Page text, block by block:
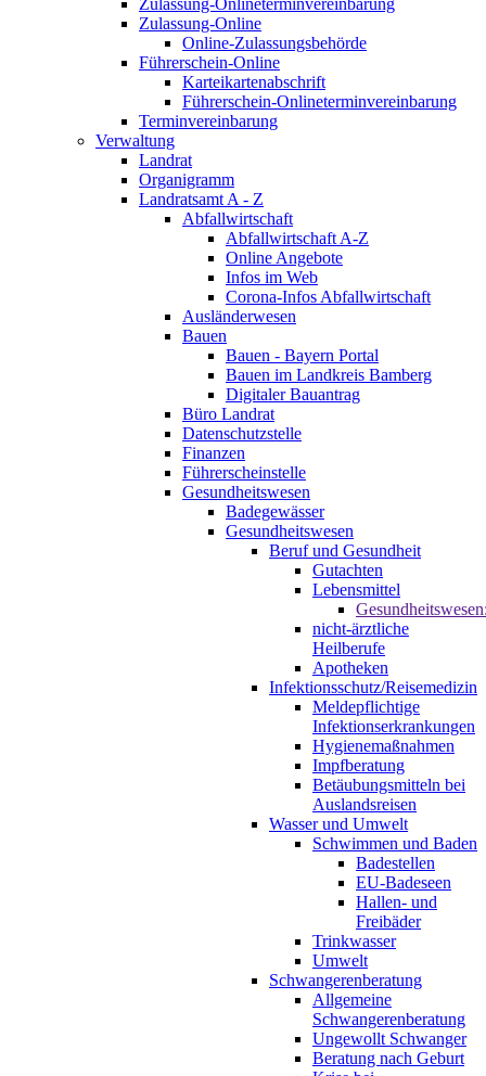
Zulassung-Onlineterminvereinbarung
Zulassung-Online
Online-Zulassungsbehörde
Führerschein-Online
Karteikartenabschrift
Führerschein-Onlineterminvereinbarung
Terminvereinbarung
Verwaltung
Landrat
Organigramm
Landratsamt A - Z
Abfallwirtschaft
Abfallwirtschaft A-Z
Online Angebote
Infos im Web
Corona-Infos Abfallwirtschaft
Ausländerwesen
Bauen
Bauen - Bayern Portal
Bauen im Landkreis Bamberg
Digitaler Bauantrag
Büro Landrat
Datenschutzstelle
Finanzen
Führerscheinstelle
Gesundheitswesen
Badegewässer
Gesundheitswesen
Beruf und Gesundheit
Gutachten
Lebensmittel
nicht-ärztliche
Heilberufe
Apotheken
Infektionsschutz/Reisemedizin
Meldepflichtige
Infektionserkrankungen
Hygienemaßnahmen
Impfberatung
Betäubungsmitteln bei
Auslandsreisen
Wasser und Umwelt
Schwimmen und Baden
Badestellen
EU-Badeseen
Hallen- und
Freibäder
Trinkwasser
Umwelt
Schwangerenberatung
Allgemeine
Schwangerenberatung
Ungewollt Schwanger
Beratung nach Geburt